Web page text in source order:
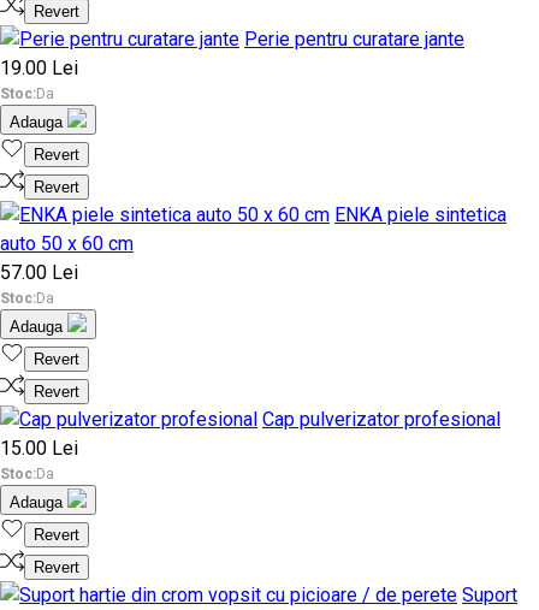
Revert
Perie pentru curatare jante
19.00 Lei
Stoc:Da
Adauga
Revert
Revert
ENKA piele sintetica
auto 50 x 60 cm
57.00 Lei
Stoc:Da
Adauga
Revert
Revert
Cap pulverizator profesional
15.00 Lei
Stoc:Da
Adauga
Revert
Revert
Suport